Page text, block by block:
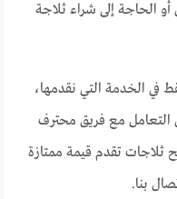
أو الحاجة إلى شراء ثلاجة
في الخدمة التي نقدمها،
التعامل مع فريق محترف
تقدم قيمة ممتازة
بنا.